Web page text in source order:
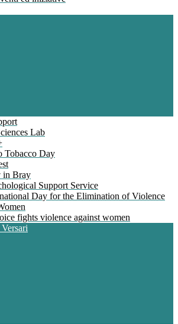
Lab
Tobacco Day
in Bray
Support Service
Day for the Elimination of Violence
fights violence against women